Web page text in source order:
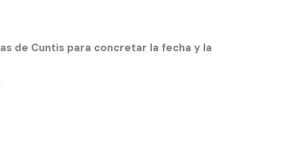
de Cuntis para concretar la fecha y la